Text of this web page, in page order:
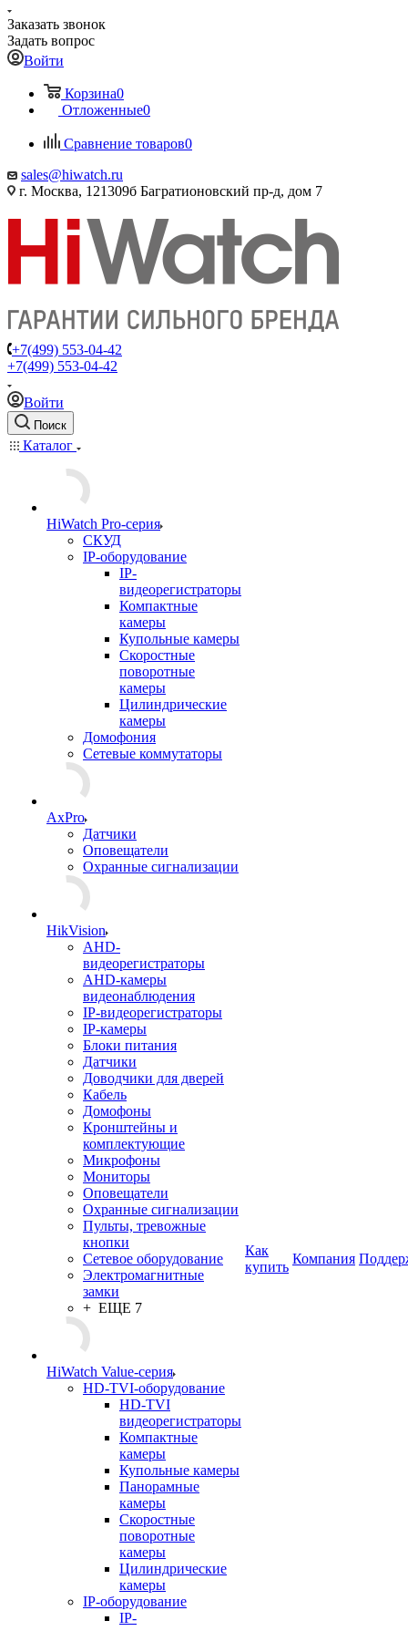
Заказать звонок
Задать вопрос
Войти
Корзина0
Отложенные0
Сравнение товаров0
sales@hiwatch.ru
г. Москва, 121309б Багратионовский пр-д, дом 7
+7(499) 553-04-42
+7(499) 553-04-42
Войти
Поиск
Каталог
HiWatch Pro-серия
CКУД
IP-оборудование
IP-
видеорегистраторы
Компактные
камеры
Купольные камеры
Скоростные
поворотные
камеры
Цилиндрические
камеры
Домофония
Сетевые коммутаторы
AxPro
Датчики
Оповещатели
Охранные сигнализации
HikVision
AHD-
видеорегистраторы
AHD-камеры
видеонаблюдения
IP-видеорегистраторы
IP-камеры
Блоки питания
Датчики
Доводчики для дверей
Кабель
Домофоны
Кронштейны и
комплектующие
Микрофоны
Мониторы
Оповещатели
Охранные сигнализации
Пульты, тревожные
кнопки
Сетевое оборудование
Электромагнитные
замки
+ ЕЩЕ 7
HiWatch Value-серия
HD-TVI-оборудование
HD-TVI
видеорегистраторы
Компактные
камеры
Купольные камеры
Панорамные
камеры
Скоростные
поворотные
камеры
Цилиндрические
камеры
IP-оборудование
IP-
Как
купить
Компания